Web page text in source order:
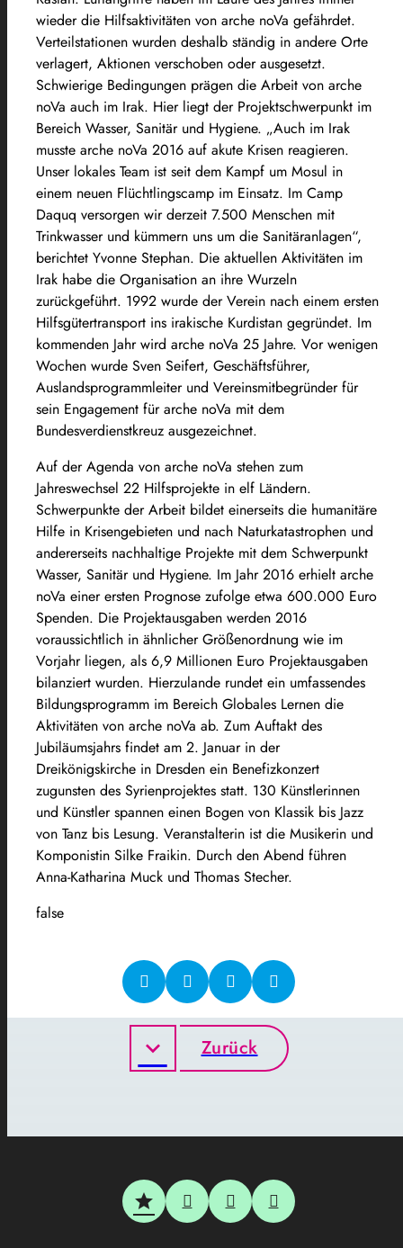
wieder die Hilfsaktivitäten von arche noVa gefährdet.
Verteilstationen wurden deshalb ständig in andere Orte
verlagert, Aktionen verschoben oder ausgesetzt.
Schwierige Bedingungen prägen die Arbeit von arche
noVa auch im Irak. Hier liegt der Projektschwerpunkt im
Bereich Wasser, Sanitär und Hygiene. „Auch im Irak
musste arche noVa 2016 auf akute Krisen reagieren.
Unser lokales Team ist seit dem Kampf um Mosul in
einem neuen Flüchtlingscamp im Einsatz. Im Camp
Daquq versorgen wir derzeit 7.500 Menschen mit
Trinkwasser und kümmern uns um die Sanitäranlagen“,
berichtet Yvonne Stephan. Die aktuellen Aktivitäten im
Irak habe die Organisation an ihre Wurzeln
zurückgeführt. 1992 wurde der Verein nach einem ersten
Hilfsgütertransport ins irakische Kurdistan gegründet. Im
kommenden Jahr wird arche noVa 25 Jahre. Vor wenigen
Wochen wurde Sven Seifert, Geschäftsführer,
Auslandsprogrammleiter und Vereinsmitbegründer für
sein Engagement für arche noVa mit dem
Bundesverdienstkreuz ausgezeichnet.
Auf der Agenda von arche noVa stehen zum
Jahreswechsel 22 Hilfsprojekte in elf Ländern.
Schwerpunkte der Arbeit bildet einerseits die humanitäre
Hilfe in Krisengebieten und nach Naturkatastrophen und
andererseits nachhaltige Projekte mit dem Schwerpunkt
Wasser, Sanitär und Hygiene. Im Jahr 2016 erhielt arche
noVa einer ersten Prognose zufolge etwa 600.000 Euro
Spenden. Die Projektausgaben werden 2016
voraussichtlich in ähnlicher Größenordnung wie im
Vorjahr liegen, als 6,9 Millionen Euro Projektausgaben
bilanziert wurden. Hierzulande rundet ein umfassendes
Bildungsprogramm im Bereich Globales Lernen die
Aktivitäten von arche noVa ab. Zum Auftakt des
Jubiläumsjahrs findet am 2. Januar in der
Dreikönigskirche in Dresden ein Benefizkonzert
zugunsten des Syrienprojektes statt. 130 Künstlerinnen
und Künstler spannen einen Bogen von Klassik bis Jazz
von Tanz bis Lesung. Veranstalterin ist die Musikerin und
Komponistin Silke Fraikin. Durch den Abend führen
Anna-Katharina Muck und Thomas Stecher.
false
Zurück